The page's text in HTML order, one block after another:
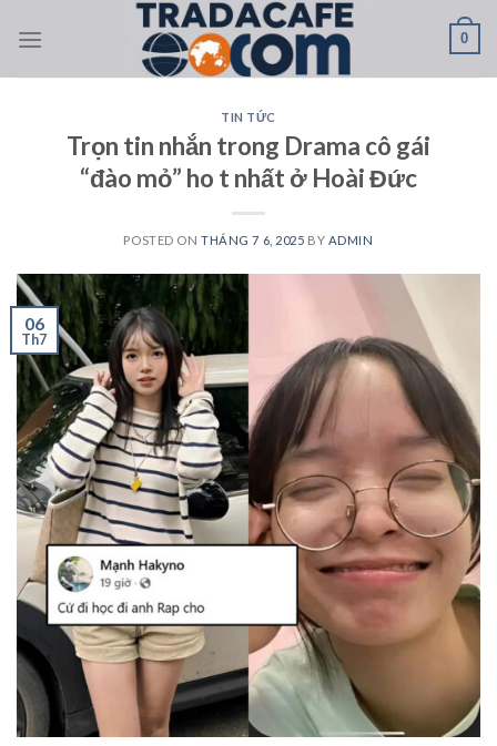
0
TIN TỨC
Trọn tin nhắn trong Drama cô gái
“đào mỏ” ho t nhất ở Hoài Đức
POSTED ONTHÁNG 7 6, 2025 BY ADMIN
06
Th7